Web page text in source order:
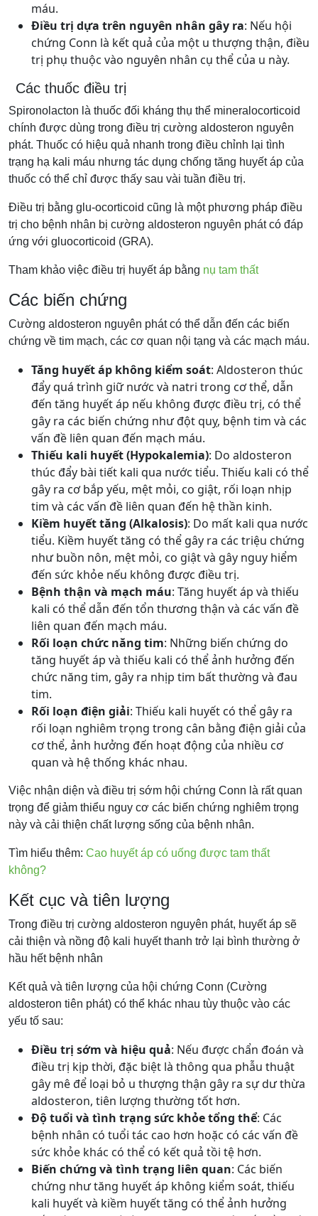
máu.
Điều trị dựa trên nguyên nhân gây ra: Nếu hội
chứng Conn là kết quả của một u thượng thận, điều
trị phụ thuộc vào nguyên nhân cụ thể của u này.
Các thuốc điều trị
Spironolacton là thuốc đối kháng thụ thể mineralocorticoid
chính được dùng trong điều trị cường aldosteron nguyên
phát. Thuốc có hiệu quả nhanh trong điều chỉnh lại tình
trạng hạ kali máu nhưng tác dụng chống tăng huyết áp của
thuốc có thể chỉ được thấy sau vài tuần điều trị.
Điều trị bằng glu-ocorticoid cũng là một phương pháp điều
trị cho bệnh nhân bị cường aldosteron nguyên phát có đáp
ứng với gluocorticoid (GRA).
Tham khảo việc điều trị huyết áp bằng nụ tam thất
Các biến chứng
Cường aldosteron nguyên phát có thể dẫn đến các biến
chứng về tim mạch, các cơ quan nội tạng và các mạch máu.
Tăng huyết áp không kiểm soát: Aldosteron thúc
đẩy quá trình giữ nước và natri trong cơ thể, dẫn
đến tăng huyết áp nếu không được điều trị, có thể
gây ra các biến chứng như đột quỵ, bệnh tim và các
vấn đề liên quan đến mạch máu.
Thiếu kali huyết (Hypokalemia): Do aldosteron
thúc đẩy bài tiết kali qua nước tiểu. Thiếu kali có thể
gây ra cơ bắp yếu, mệt mỏi, co giật, rối loạn nhịp
tim và các vấn đề liên quan đến hệ thần kinh.
Kiềm huyết tăng (Alkalosis): Do mất kali qua nước
tiểu. Kiềm huyết tăng có thể gây ra các triệu chứng
như buồn nôn, mệt mỏi, co giật và gây nguy hiểm
đến sức khỏe nếu không được điều trị.
Bệnh thận và mạch máu: Tăng huyết áp và thiếu
kali có thể dẫn đến tổn thương thận và các vấn đề
liên quan đến mạch máu.
Rối loạn chức năng tim: Những biến chứng do
tăng huyết áp và thiếu kali có thể ảnh hưởng đến
chức năng tim, gây ra nhịp tim bất thường và đau
tim.
Rối loạn điện giải: Thiếu kali huyết có thể gây ra
rối loạn nghiêm trọng trong cân bằng điện giải của
cơ thể, ảnh hưởng đến hoạt động của nhiều cơ
quan và hệ thống khác nhau.
Việc nhận diện và điều trị sớm hội chứng Conn là rất quan
trọng để giảm thiểu nguy cơ các biến chứng nghiêm trọng
này và cải thiện chất lượng sống của bệnh nhân.
Tìm hiểu thêm: Cao huyết áp có uống được tam thất
không?
Kết cục và tiên lượng
Trong điều trị cường aldosteron nguyên phát, huyết áp sẽ
cải thiện và nồng độ kali huyết thanh trở lại bình thường ở
hầu hết bệnh nhân
Kết quả và tiên lượng của hội chứng Conn (Cường
aldosteron tiên phát) có thể khác nhau tùy thuộc vào các
yếu tố sau:
Điều trị sớm và hiệu quả: Nếu được chẩn đoán và
điều trị kịp thời, đặc biệt là thông qua phẫu thuật
gây mê để loại bỏ u thượng thận gây ra sự dư thừa
aldosteron, tiên lượng thường tốt hơn.
Độ tuổi và tình trạng sức khỏe tổng thể: Các
bệnh nhân có tuổi tác cao hơn hoặc có các vấn đề
sức khỏe khác có thể có kết quả tồi tệ hơn.
Biến chứng và tình trạng liên quan: Các biến
chứng như tăng huyết áp không kiểm soát, thiếu
kali huyết và kiềm huyết tăng có thể ảnh hưởng